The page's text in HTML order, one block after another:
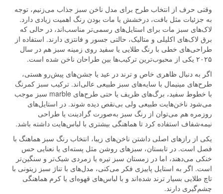
وقتی حرف از انتخاب طرح برای مدل ناخن سبز جذاب می‌زنیم، توجه
به جزئیات مثل بافت، درخشش یا مات بودن رنگ اهمیت زیادی دارد.
لاک‌های سبز مات برای استایل‌های رسمی‌تر مناسب‌اند، در حالی که
برق لاک‌های اکلیلی و متالیک، حالتی جسور و فانتزی دارند. استفاده از
طراحی‌های خطی با رنگ طلایی یا سفید روی زمینه سبز هم در سال
۲۰۲۵ یکی از محبوب‌ترین ترکیب‌ها بین طراحان ناخن شده است.
اگر به دنبال ظاهری خاص و ترند در عید یا جشن‌های پیش‌رو هستی،
طرح‌های مینیمال با سایه‌های سبز طبیعی عالی‌اند. ترکیب سبز کمرنگ
با خطوط سفید، برگ‌های ظریف یا حتی طرح‌های marble سبز موجب
می‌شود ناخن‌هایت طبیعی ولی بی‌نقص دیده شوند. در استایل‌های
روزمره هم می‌توان از رنگ سبز به‌صورت گرادینت یا طراحی
نیمه‌شفاف استفاده کرد تا هماهنگی بیشتری با لباس‌هایت داشته باشد.
یکی از رازهای اصلی داشتن ناخن‌های زیبا، انتخاب رنگ سبز هماهنگ با
فصل است. در تابستان، سبزهای روشن مثل پسته‌ای یا نعنایی حس
خنکی می‌دهند، اما در زمستان سبز تیره یا زمردی شیک‌تر و سنگین‌تر
است. اگر به استایل پاییزی فکر می‌کنی، مدل‌های با تناژ سبز زیتونی با
تاچ طلایی بسیار ترند شده‌اند و با لباس‌های قهوه‌ای یا کرم هماهنگی
چشم‌گیری دارند.